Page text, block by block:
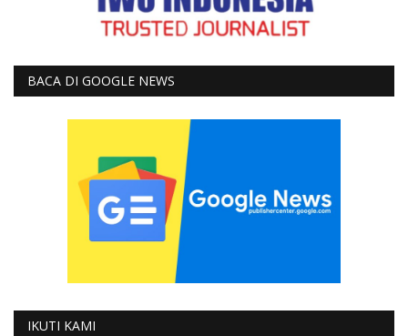
BACA DI GOOGLE NEWS
IKUTI KAMI